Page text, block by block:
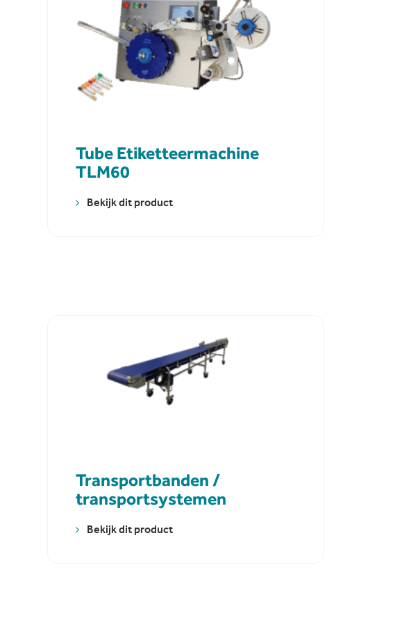
Tube Etiketteermachine
TLM60
Bekijk dit product
Transportbanden /
transportsystemen
Bekijk dit product